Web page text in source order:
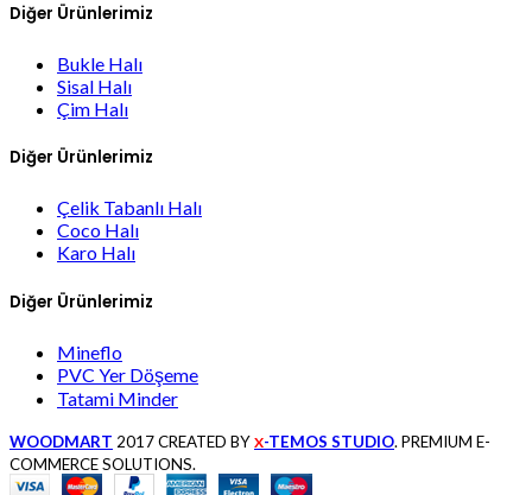
Diğer Ürünlerimiz
Bukle Halı
Sisal Halı
Çim Halı
Diğer Ürünlerimiz
Çelik Tabanlı Halı
Coco Halı
Karo Halı
Diğer Ürünlerimiz
Mineflo
PVC Yer Döşeme
Tatami Minder
WOODMART 2017 CREATED BY X-TEMOS STUDIO. PREMIUM E-
COMMERCE SOLUTIONS.